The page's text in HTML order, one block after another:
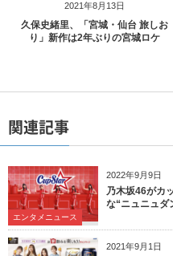
2021年8月13日
久保史緒里、「宮城・仙台 旅しお
り」新作は2年ぶりの宮城ロケ
関連記事
2022年9月9日
エンタメニュース
乃木坂46がカ
な“ニュニュダ
2021年9月1日